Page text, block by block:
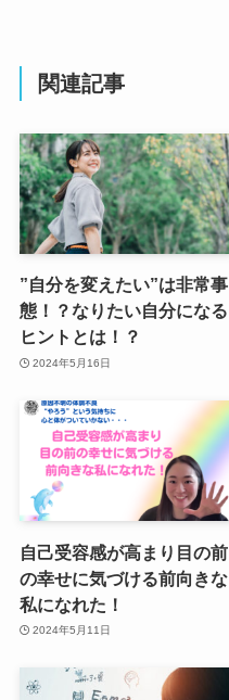
関連記事
”自分を変えたい”は非常事
態！？なりたい自分になる
ヒントとは！？
2024年5月16日
自己受容感が高まり目の前
の幸せに気づける前向きな
私になれた！
2024年5月11日